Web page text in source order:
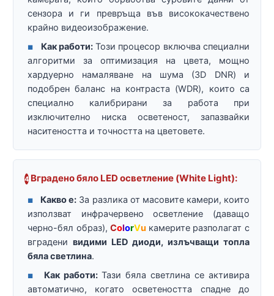
сензора и ги превръща във висококачествено
крайно видеоизображение.
■ Как работи:Този процесор включва специални
алгоритми за оптимизация на цвета, мощно
хардуерно намаляване на шума (3D DNR) и
подобрен баланс на контраста (WDR), които са
специално калибрирани за работа при
изключително ниска осветеност, запазвайки
наситеността и точността на цветовете.
4 Вградено бяло LED осветление (White Light):
■ Какво е: За разлика от масовите камери, които
използват инфрачервено осветление (даващо
черно-бял образ), ColorVuкамерите разполагат с
вградени видими LED диоди, излъчващи топла
бяла светлина.
■ Как работи:Тази бяла светлина се активира
автоматично, когато осветеността спадне до